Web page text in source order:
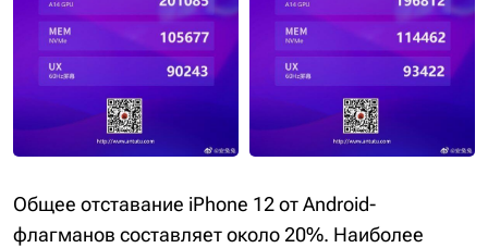
Общее отставание iPhone 12 от Android-
флагманов составляет около 20%. Наиболее